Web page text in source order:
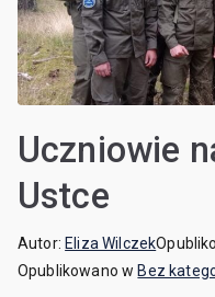
Uczniowie
Ustce
Autor: Eliza Wilczek
Opublikowano w Bez